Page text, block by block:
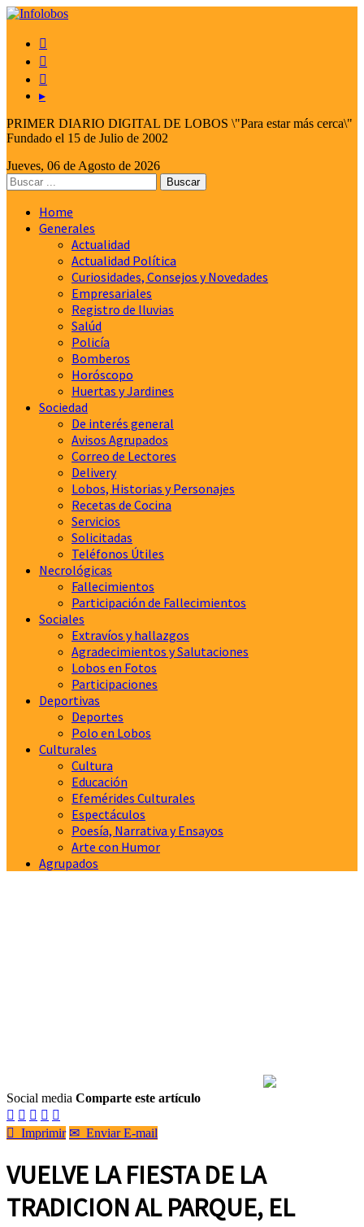



▸
PRIMER DIARIO DIGITAL DE LOBOS \"Para estar más cerca\"
Fundado el 15 de Julio de 2002
Jueves, 06 de Agosto de 2026
Home
Generales
Actualidad
Actualidad Política
Curiosidades, Consejos y Novedades
Empresariales
Registro de lluvias
Salúd
Policía
Bomberos
Horóscopo
Huertas y Jardines
Sociedad
De interés general
Avisos Agrupados
Correo de Lectores
Delivery
Lobos, Historias y Personajes
Recetas de Cocina
Servicios
Solicitadas
Teléfonos Útiles
Necrológicas
Fallecimientos
Participación de Fallecimientos
Sociales
Extravíos y hallazgos
Agradecimientos y Salutaciones
Lobos en Fotos
Participaciones
Deportivas
Deportes
Polo en Lobos
Culturales
Cultura
Educación
Efemérides Culturales
Espectáculos
Poesía, Narrativa y Ensayos
Arte con Humor
Agrupados
Social media Comparte este artículo
    
 Imprimir ✉ Enviar E-mail
VUELVE LA FIESTA DE LA
TRADICION AL PARQUE, EL